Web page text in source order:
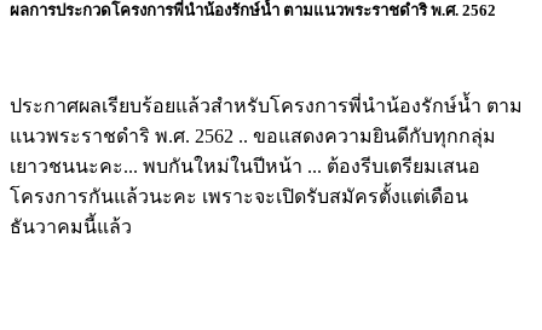
ผลการประกวดโครงการพี่นำน้องรักษ์น้ำ ตามแนวพระราชดำริ พ.ศ. 2562
ประกาศผลเรียบร้อยแล้วสำหรับโครงการพี่นำน้องรักษ์น้ำ ตาม
แนวพระราชดำริ พ.ศ. 2562 .. ขอแสดงความยินดีกับทุกกลุ่ม
เยาวชนนะคะ... พบกันใหม่ในปีหน้า ... ต้องรีบเตรียมเสนอ
โครงการกันแล้วนะคะ เพราะจะเปิดรับสมัครตั้งแต่เดือน
ธันวาคมนี้แล้ว